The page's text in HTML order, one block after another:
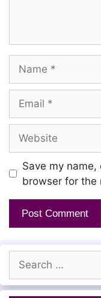
Kaana Poiduva
Venaa Modhatha
Veena Aayudduva
Enna Seendakka
Seen Aayuduva
Veriyeri
Enna Orasadha
Sooravali Aatatha
Veerappuli
Vachakuri
Save my
browser for the
for: